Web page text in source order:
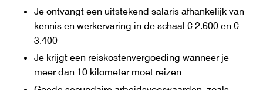
Je ontvangt een uitstekend salaris afhankelijk van
kennis en werkervaring in de schaal € 2.600 en €
3.400
Je krijgt een reiskostenvergoeding wanneer je
meer dan 10 kilometer moet reizen